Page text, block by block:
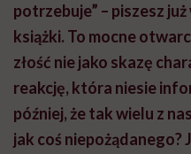
potrzebuje” – piszesz
książki. To mocne
złość nie jako skazę
reakcję, która niesie
później, że tak wielu z
jak coś